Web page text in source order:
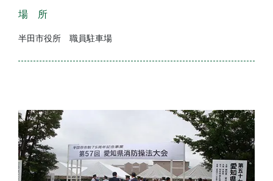
場 所
半田市役所 職員駐車場